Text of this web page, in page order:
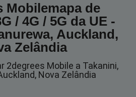
Mobilemapa de
/ 4G / 5G da UE -
Auckland,
Zelândia
2degrees Mobile a Takanini,
Nova Zelândia